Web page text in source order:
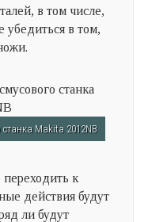
в том числе,
убедиться в том,
Makita 2012NB
переходить к
действия будут
ли будут